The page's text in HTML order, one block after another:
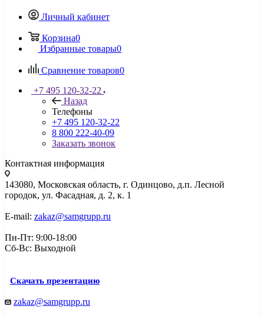
Личный кабинет
Корзина0
Избранные товары0
Сравнение товаров0
+7 495 120-32-22
Назад
Телефоны
+7 495 120-32-22
8 800 222-40-09
Заказать звонок
Контактная информация
143080, Mосковская область, г. Одинцово, д.п. Лесной
городок, ул. Фасадная, д. 2, к. 1
E-mail: zakaz@samgrupp.ru
Пн-Пт: 9:00-18:00
Сб-Вс: Выходной
Скачать презентацию
zakaz@samgrupp.ru